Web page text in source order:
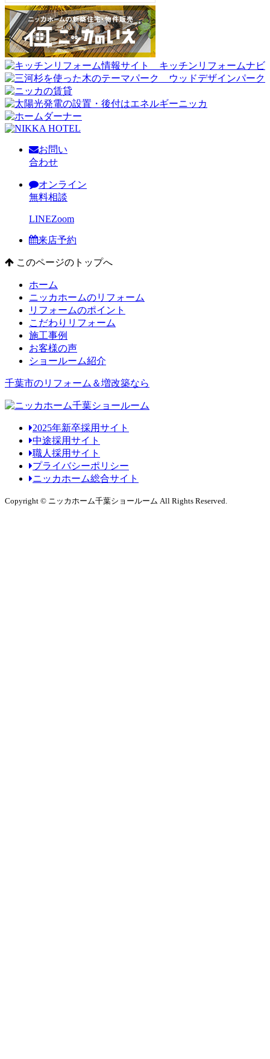
お問い
合わせ
オンライン
無料相談
LINEZoom
来店予約
このページのトップへ
ホーム
ニッカホームのリフォーム
リフォームのポイント
こだわりリフォーム
施工事例
お客様の声
ショールーム紹介
千葉市のリフォーム＆増改築なら
2025年新卒採用サイト
中途採用サイト
職人採用サイト
プライバシーポリシー
ニッカホーム総合サイト
Copyright © ニッカホーム千葉ショールーム All Rights Reserved.